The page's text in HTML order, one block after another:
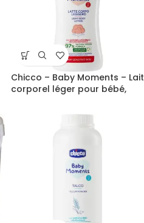
Chicco – Baby Moments – Lait
corporel léger pour bébé,